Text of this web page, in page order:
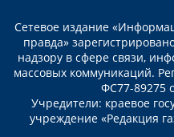
Сетевое издание
правда»
надзору в сфере связи,
массовых коммуникаций.
ФС77-89275
Учредители: краевое
учреждение «Редакция